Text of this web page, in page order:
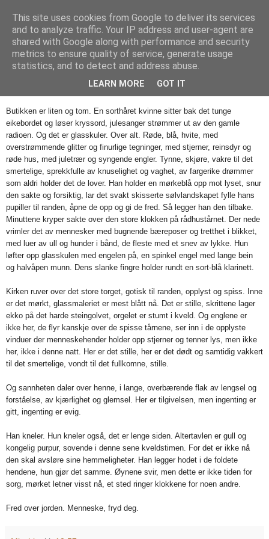
Mischka
onsdag 30. desember 2009
Butikken er liten og tom. En sorthåret kvinne sitter bak det tunge
eikebordet og løser kryssord, julesanger strømmer ut av den gamle
radioen. Og det er glasskuler. Over alt. Røde, blå, hvite, med
overstrømmende glitter og finurlige tegninger, med stjerner, reinsdyr og
røde hus, med juletrær og syngende engler. Tynne, skjøre, vakre til det
smertelige, sprekkfulle av knuselighet og vaghet, av fargerike drømmer
som aldri holder det de lover. Han holder en mørkeblå opp mot lyset, snur
den sakte og forsiktig, lar det svakt skisserte sølvlandskapet fylle hans
pupiller til randen, åpne de opp og gi de fred. Så legger han den tilbake.
Minuttene kryper sakte over den store klokken på rådhustårnet. Der nede
vrimler det av mennesker med bugnende bæreposer og tretthet i blikket,
med luer av ull og hunder i bånd, de fleste med et snev av lykke. Hun
løfter opp glasskulen med engelen på, en spinkel engel med lange bein
og halvåpen munn. Dens slanke fingre holder rundt en sort-blå klarinett.
Kirken ruver over det store torget, gotisk til randen, opplyst og spiss. Inne
er det mørkt, glassmaleriet er mest blått nå. Det er stille, skrittene lager
ekko på det harde steingolvet, orgelet er stumt i kveld. Og englene er
ikke her, de flyr kanskje over de spisse tårnene, ser inn i de opplyste
vinduer der menneskehender holder opp stjerner og tenner lys, men ikke
her, ikke i denne natt. Her er det stille, her er det dødt og samtidig vakkert
til det smertelige, vondt til det fullkomne, stille.
Og sannheten daler over henne, i lange, overbærende flak av lengsel og
forståelse, av kjærlighet og glemsel. Her er tilgivelsen, men ingenting er
gitt, ingenting er evig.
Han kneler. Hun kneler også, det er lenge siden. Altertavlen er gull og
kongelig purpur, sovende i denne sene kveldstimen. For det er ikke nå
den skal avsløre sine hemmeligheter. Han legger hodet i de foldete
hendene, hun gjør det samme. Øynene svir, men dette er ikke tiden for
sorg, mørket letner visst nå, et sted ringer klokkene for noen andre.
Fred over jorden. Menneske, fryd deg.
This site uses cookies from Google to deliver its services
and to analyze traffic. Your IP address and user-agent are
shared with Google along with performance and security
metrics to ensure quality of service, generate usage
statistics, and to detect and address abuse.
LEARN MORE GOT IT